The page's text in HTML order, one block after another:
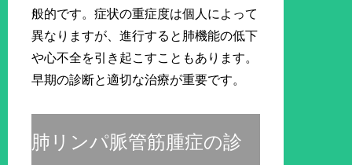
般的です。症状の重症度は個人によって
異なりますが、進行すると肺機能の低下
や心不全を引き起こすこともあります。
早期の診断と適切な治療が重要です。
肺リンパ脈管筋腫症の診